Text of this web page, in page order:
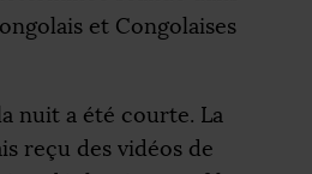
et Congolaises
nuit a été courte. La
reçu des vidéos de